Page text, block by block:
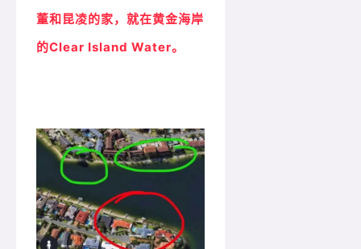
董和昆凌的家，就在黄金海岸
的Clear Island Water。